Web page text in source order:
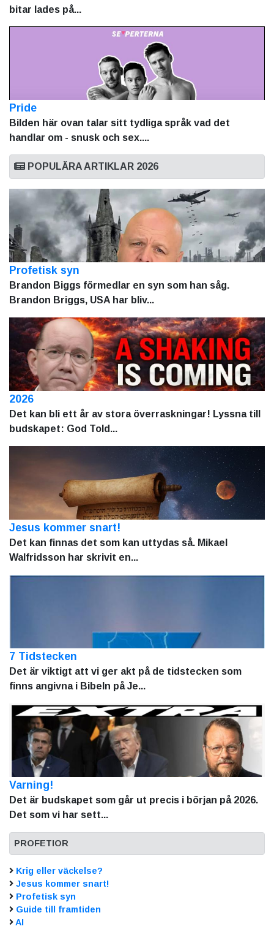
bitar lades på...
Pride
Bilden här ovan talar sitt tydliga språk vad det
handlar om - snusk och sex....
POPULÄRA ARTIKLAR 2026
Profetisk syn
Brandon Biggs förmedlar en syn som han såg.
Brandon Briggs, USA har bliv...
2026
Det kan bli ett år av stora överraskningar! Lyssna till
budskapet: God Told...
Jesus kommer snart!
Det kan finnas det som kan uttydas så. Mikael
Walfridsson har skrivit en...
7 Tidstecken
Det är viktigt att vi ger akt på de tidstecken som
finns angivna i Bibeln på Je...
Varning!
Det är budskapet som går ut precis i början på 2026.
Det som vi har sett...
PROFETIOR
Krig eller väckelse?
Jesus kommer snart!
Profetisk syn
Guide till framtiden
AI